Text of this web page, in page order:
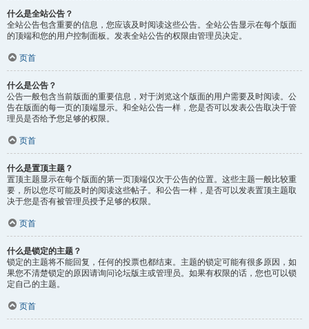
什么是全站公告？
全站公告包含重要的信息，您应该及时阅读这些公告。全站公告显示在每个版面
的顶端和您的用户控制面板。发表全站公告的权限由管理员决定。
页首
什么是公告？
公告一般包含当前版面的重要信息，对于浏览这个版面的用户需要及时阅读。公
告在版面的每一页的顶端显示。和全站公告一样，您是否可以发表公告取决于管
理员是否给予您足够的权限。
页首
什么是置顶主题？
置顶主题显示在每个版面的第一页顶端仅次于公告的位置。这些主题一般比较重
要，所以您尽可能及时的阅读这些帖子。和公告一样，是否可以发表置顶主题取
决于您是否有被管理员授予足够的权限。
页首
什么是锁定的主题？
锁定的主题将不能回复，任何的投票也都结束。主题的锁定可能有很多原因，如
果您不清楚锁定的原因请询问论坛版主或管理员。如果有权限的话，您也可以锁
定自己的主题。
页首